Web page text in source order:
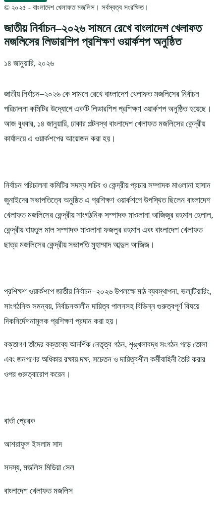
© ২০২৫ - বাংলাদেশ খেলাফত মজলিস। সর্বস্বত্ব সংরক্ষিত।
জাতীয় নির্বাচন–২০২৬ সামনে রেখে বাংলাদেশ খেলাফত
মজলিসের লিডারশিপ প্রশিক্ষণ ওয়ার্কশপ অনুষ্ঠিত
১৪ জানুয়ারি, ২০২৬
জাতীয় নির্বাচন–২০২৬ কে সামনে রেখে বাংলাদেশ খেলাফত মজলিসের নির্বাচন
পরিচালনা কমিটির উদ্যোগে একটি লিডারশিপ প্রশিক্ষণ ওয়ার্কশপ অনুষ্ঠিত হয়েছে।
আজ বুধবার, ১৪ জানুয়ারি, ঢাকার পল্টনস্থ বাংলাদেশ খেলাফত মজলিসের কেন্দ্রীয়
কার্যালয়ে এ ওয়ার্কশপের আয়োজন করা হয়।
নির্বাচন পরিচালনা কমিটির সদস্য সচিব ও কেন্দ্রীয় প্রচার সম্পাদক মাওলানা হাসান
জুনাইদের সভাপতিত্বে অনুষ্ঠিত এ প্রশিক্ষণ ওয়ার্কশপে উপস্থিত ছিলেন বাংলাদেশ
খেলাফত মজলিসের কেন্দ্রীয় সাংগঠনিক সম্পাদক মাওলানা আজিজুর রহমান হেলাল,
কেন্দ্রীয় বায়তুল মাল সম্পাদক মাওলানা ফজলুর রহমান এবং বাংলাদেশ খেলাফত
ছাত্র মজলিসের কেন্দ্রীয় সভাপতি মুহাম্মাদ আব্দুল আজিজ।
প্রশিক্ষণ ওয়ার্কশপে জাতীয় নির্বাচন–২০২৬ উপলক্ষে মাঠ ব্যবস্থাপনা, ভলান্টিয়ারিং,
সাংগঠনিক সমন্বয়, নির্বাচনকালীন দায়িত্ব পালনসহ বিভিন্ন গুরুত্বপূর্ণ বিষয়ে
দিকনির্দেশনামূলক প্রশিক্ষণ প্রদান করা হয়।
বক্তাগণ তাঁদের বক্তব্যে আদর্শিক নেতৃত্ব গঠন, শৃঙ্খলাবদ্ধ সংগঠন গড়ে তোলা
এবং জনগণের অধিকার রক্ষায় দক্ষ, সচেতন ও দায়িত্বশীল কর্মীবাহিনী তৈরি করার
ওপর গুরুত্বারোপ করেন।
বার্তা প্রেরক
আশরাফুল ইসলাম সাদ
সদস্য, মজলিস মিডিয়া সেল
বাংলাদেশ খেলাফত মজলিস